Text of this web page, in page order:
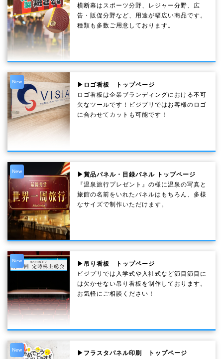
横断幕はスポーツ分野、レジャー分野、広
告・販促分野など、用途が幅広い商品です。
種類も多数ご用意しております。
New
▶ロゴ看板 トップページ
ロゴ看板は企業ブランディングにおける不可
欠なツールです！ビジプリではお客様のロゴ
に合わせてカットも可能です！
New
▶賞品パネル・目録パネル トップページ
『温泉旅行プレゼント』の様に温泉の写真と
旅館の名前をいれたパネルはもちろん、多様
なサイズで制作いただけます。
New
▶吊り看板 トップページ
ビジプリでは入学式や入社式など節目節目に
は欠かせない吊り看板を制作しております。
お気軽にご相談ください！
New
▶フラスタパネル印刷 トップページ